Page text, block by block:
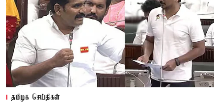
தமிழக செய்திகள்